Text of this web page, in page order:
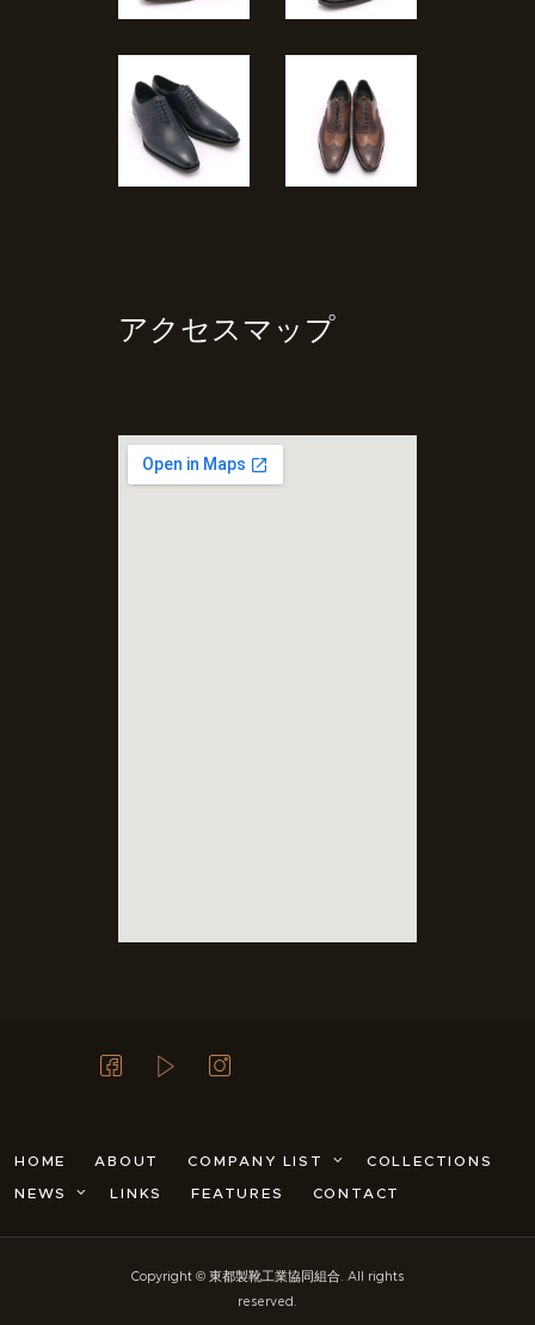
アクセスマップ
HOME ABOUT COMPANY LIST
COLLECTIONS
NEWS
LINKS FEATURES CONTACT
Copyright © 東都製靴工業協同組合. All rights
reserved.